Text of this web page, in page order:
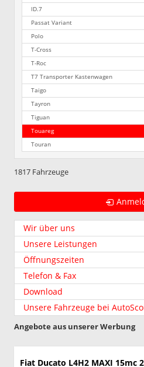
ID.7
Passat Variant
Polo
T-Cross
T-Roc
T7 Transporter Kastenwagen
Taigo
Tayron
Tiguan
Touareg
Touran
1817 Fahrzeuge
Wir über uns
Unsere Leistungen
Öffnungszeiten
Telefon & Fax
Download
Unsere Fahrzeuge bei
Angebote aus unserer Werbung
Fiat Ducato L4H2 MAXI 15mc